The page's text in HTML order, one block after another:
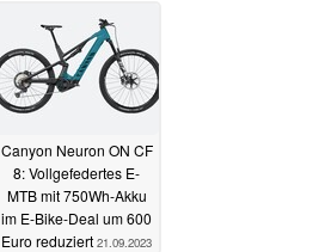
Canyon Neuron ON CF
8: Vollgefedertes E-
MTB mit 750Wh-Akku
im E-Bike-Deal um 600
Euro reduziert 21.09.2023